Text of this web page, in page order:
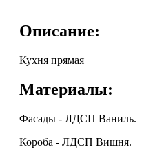
Описание:
Кухня прямая
Материалы:
Фасады - ЛДСП Ваниль.
Короба - ЛДСП Вишня.